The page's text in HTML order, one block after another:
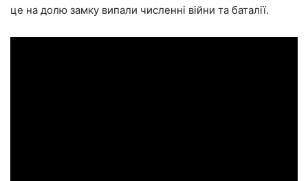
це на долю замку випали численні війни та баталії.